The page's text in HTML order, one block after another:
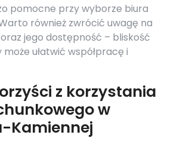
pomocne przy wyborze biura
również zwrócić uwagę na
jego dostępność – bliskość
ułatwić współpracę i
z korzystania
w
Kamiennej